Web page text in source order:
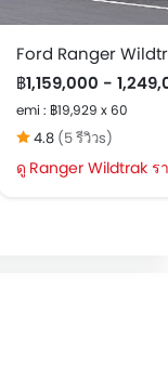
Ford Ranger
฿1,159,000 -
emi : ฿19,929 x 60
4.8 (5 รีวิวs)
Ranger Wildtrak ร